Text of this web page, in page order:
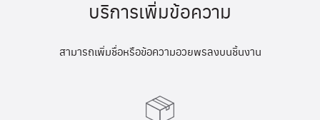
บริการเพิ่มข้อความ
สามารถเพิ่มชื่อหรือข้อความอวยพรลงบนชิ้นงาน